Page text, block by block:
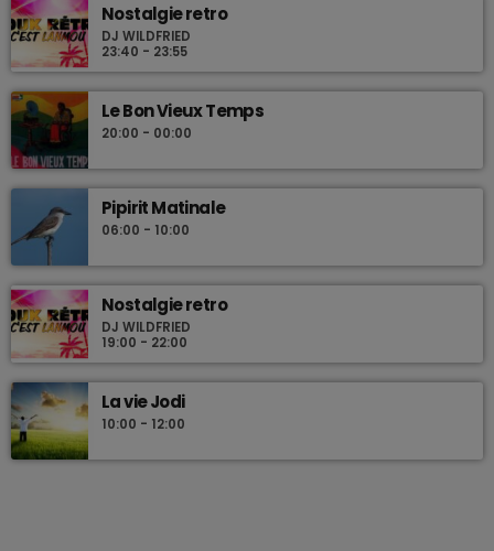
Nostalgie retro
DJ WILDFRIED
23:40 - 23:55
Le Bon Vieux Temps
20:00 - 00:00
Pipirit Matinale
06:00 - 10:00
Nostalgie retro
DJ WILDFRIED
19:00 - 22:00
La vie Jodi
10:00 - 12:00